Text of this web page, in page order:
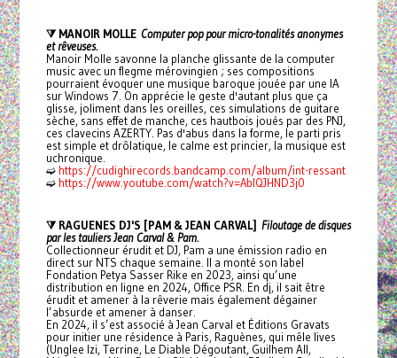
⧩ MANOIR MOLLE Computer pop pour micro-tonalités anonymes
et rêveuses.
Manoir Molle savonne la planche glissante de la computer
music avec un flegme mérovingien ; ses compositions
pourraient évoquer une musique baroque jouée par une IA
sur Windows 7. On apprécie le geste d'autant plus que ça
glisse, joliment dans les oreilles, ces simulations de guitare
sèche, sans effet de manche, ces hautbois joués par des PNJ,
ces clavecins AZERTY. Pas d'abus dans la forme, le parti pris
est simple et drôlatique, le calme est princier, la musique est
uchronique.
➫ https://cudighirecords.bandcamp.com/album/int-ressant
➫ https://www.youtube.com/watch?v=AbIQJHND3j0
⧩ RAGUENES DJ'S [PAM & JEAN CARVAL] Filoutage de disques
par les tauliers Jean Carval & Pam.
Collectionneur érudit et DJ, Pam a une émission radio en
direct sur NTS chaque semaine. Il a monté son label
Fondation Petya Sasser Rike en 2023, ainsi qu’une
distribution en ligne en 2024, Office PSR. En dj, il sait être
érudit et amener à la rêverie mais également dégainer
l’absurde et amener à danser.
En 2024, il s’est associé à Jean Carval et Éditions Gravats
pour initier une résidence à Paris, Raguènes, qui mêle lives
(Unglee Izi, Terrine, Le Diable Dégoutant, Guilhem All,